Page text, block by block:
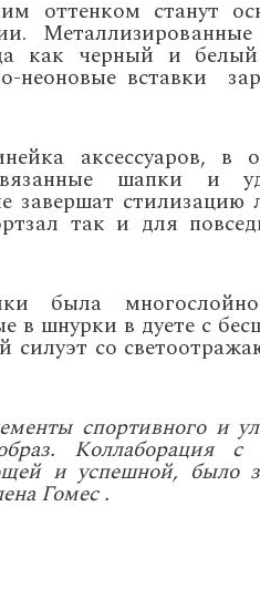
оттенком станут
как черный и
неоновые вставки
аксессуаров, в
шапки и
завершат стилизацию
так и для
была
в шнурки в дуете с
силуэт со
спортивного и
Коллаборация с
и успешной, было
Гомес .